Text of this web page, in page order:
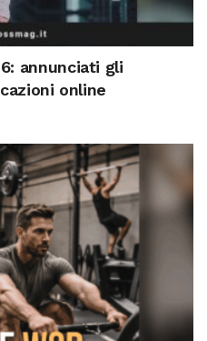
annunciati gli
online